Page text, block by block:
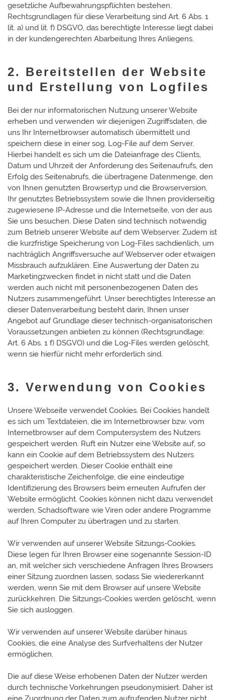
gesetzliche Aufbewahrungspflichten bestehen.
Rechtsgrundlagen für diese Verarbeitung sind Art. 6 Abs. 1
lit. a) und lit. f) DSGVO, das berechtigte Interesse liegt dabei
in der kundengerechten Abarbeitung Ihres Anliegens.
2. Bereitstellen der Website
und Erstellung von Logfiles
Bei der nur informatorischen Nutzung unserer Website
erheben und verwenden wir diejenigen Zugriffsdaten, die
uns Ihr Internetbrowser automatisch übermittelt und
speichern diese in einer sog. Log-File auf dem Server.
Hierbei handelt es sich um die Dateianfrage des Clients,
Datum und Uhrzeit der Anforderung des Seitenaufrufs, den
Erfolg des Seitenabrufs, die übertragene Datenmenge, den
von Ihnen genutzten Browsertyp und die Browserversion,
Ihr genutztes Betriebssystem sowie die Ihnen providerseitig
zugewiesene IP-Adresse und die Internetseite, von der aus
Sie uns besuchen. Diese Daten sind technisch notwendig
zum Betrieb unserer Website auf dem Webserver. Zudem ist
die kurzfristige Speicherung von Log-Files sachdienlich, um
nachträglich Angriffsversuche auf Webserver oder etwaigen
Missbrauch aufzuklären. Eine Auswertung der Daten zu
Marketingzwecken findet in nicht statt und die Daten
werden auch nicht mit personenbezogenen Daten des
Nutzers zusammengeführt. Unser berechtigtes Interesse an
dieser Datenverarbeitung besteht darin, Ihnen unser
Angebot auf Grundlage dieser technisch-organisatorischen
Voraussetzungen anbieten zu können (Rechtsgrundlage:
Art. 6 Abs. 1 f) DSGVO) und die Log-Files werden gelöscht,
wenn sie hierfür nicht mehr erforderlich sind.
3. Verwendung von Cookies
Unsere Webseite verwendet Cookies. Bei Cookies handelt
es sich um Textdateien, die im Internetbrowser bzw. vom
Internetbrowser auf dem Computersystem des Nutzers
gespeichert werden. Ruft ein Nutzer eine Website auf, so
kann ein Cookie auf dem Betriebssystem des Nutzers
gespeichert werden. Dieser Cookie enthält eine
charakteristische Zeichenfolge, die eine eindeutige
Identifizierung des Browsers beim erneuten Aufrufen der
Website ermöglicht. Cookies können nicht dazu verwendet
werden, Schadsoftware wie Viren oder andere Programme
auf Ihren Computer zu übertragen und zu starten.
Wir verwenden auf unserer Website Sitzungs-Cookies.
Diese legen für Ihren Browser eine sogenannte Session-ID
an, mit welcher sich verschiedene Anfragen Ihres Browsers
einer Sitzung zuordnen lassen, sodass Sie wiedererkannt
werden, wenn Sie mit dem Browser auf unsere Website
zurückkehren. Die Sitzungs-Cookies werden gelöscht, wenn
Sie sich ausloggen.
Wir verwenden auf unserer Website darüber hinaus
Cookies, die eine Analyse des Surfverhaltens der Nutzer
ermöglichen.
Die auf diese Weise erhobenen Daten der Nutzer werden
durch technische Vorkehrungen pseudonymisiert. Daher ist